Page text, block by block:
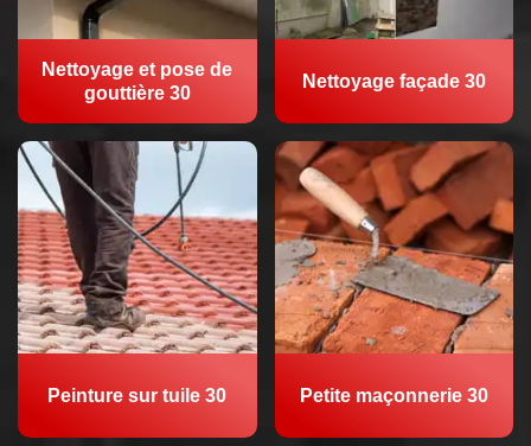
Nettoyage et pose de
gouttière 30
Nettoyage façade 30
Peinture sur tuile 30 Petite maçonnerie 30